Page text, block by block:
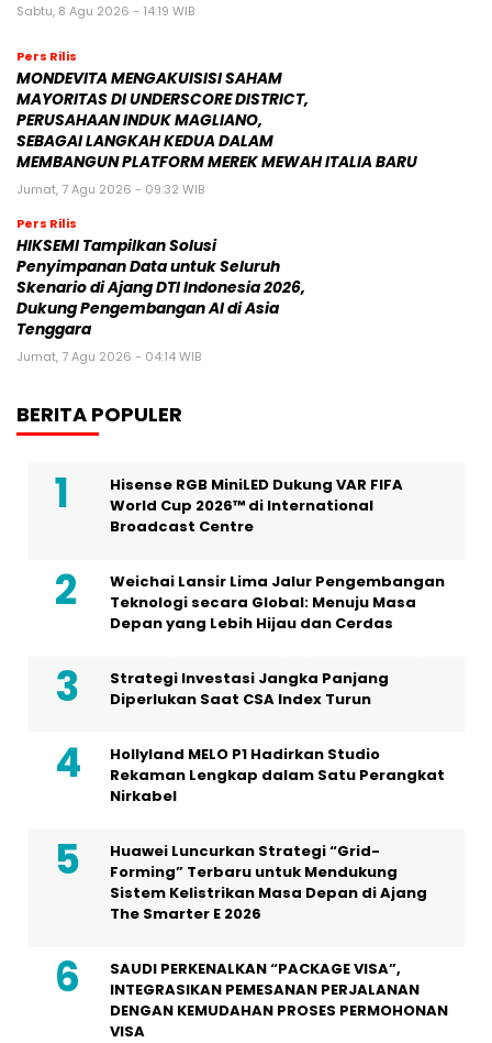
Sabtu, 8 Agu 2026 - 14:19 WIB
Pers Rilis
MONDEVITA MENGAKUISISI SAHAM
MAYORITAS DI UNDERSCORE DISTRICT,
PERUSAHAAN INDUK MAGLIANO,
SEBAGAI LANGKAH KEDUA DALAM
MEMBANGUN PLATFORM MEREK MEWAH ITALIA BARU
Jumat, 7 Agu 2026 - 09:32 WIB
Pers Rilis
HIKSEMI Tampilkan Solusi
Penyimpanan Data untuk Seluruh
Skenario di Ajang DTI Indonesia 2026,
Dukung Pengembangan AI di Asia
Tenggara
Jumat, 7 Agu 2026 - 04:14 WIB
BERITA POPULER
Hisense RGB MiniLED Dukung VAR FIFA
World Cup 2026™ di International
Broadcast Centre
Weichai Lansir Lima Jalur Pengembangan
Teknologi secara Global: Menuju Masa
Depan yang Lebih Hijau dan Cerdas
Strategi Investasi Jangka Panjang
Diperlukan Saat CSA Index Turun
Hollyland MELO P1 Hadirkan Studio
Rekaman Lengkap dalam Satu Perangkat
Nirkabel
Huawei Luncurkan Strategi “Grid-
Forming” Terbaru untuk Mendukung
Sistem Kelistrikan Masa Depan di Ajang
The Smarter E 2026
SAUDI PERKENALKAN “PACKAGE VISA”,
INTEGRASIKAN PEMESANAN PERJALANAN
DENGAN KEMUDAHAN PROSES PERMOHONAN
VISA